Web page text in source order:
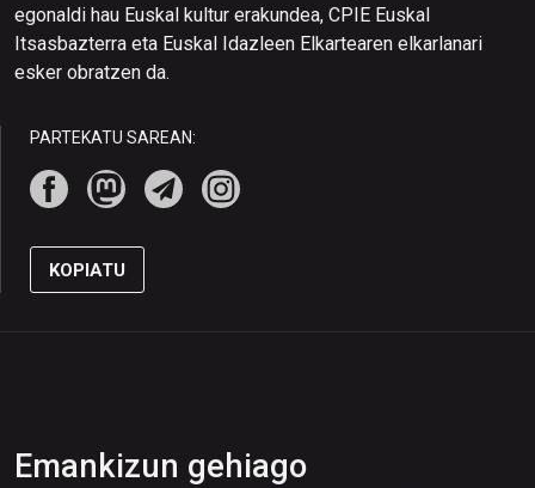
egonaldi hau Euskal kultur erakundea, CPIE Euskal
Itsasbazterra eta Euskal Idazleen Elkartearen elkarlanari
esker obratzen da.
PARTEKATU SAREAN:
KOPIATU
Emankizun gehiago